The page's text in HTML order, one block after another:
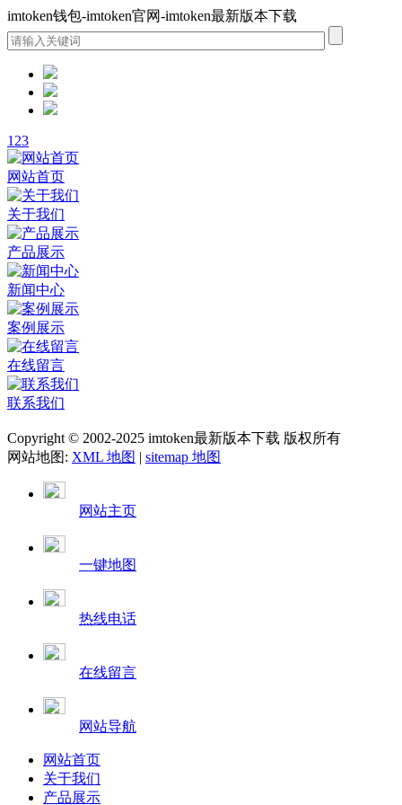
imtoken钱包-imtoken官网-imtoken最新版本下载
1 23
网站首页
关于我们
产品展示
新闻中心
案例展示
在线留言
联系我们
Copyright © 2002-2025 imtoken最新版本下载 版权所有
网站地图: XML 地图 | sitemap 地图
网站主页
一键地图
热线电话
在线留言
网站导航
网站首页
关于我们
产品展示